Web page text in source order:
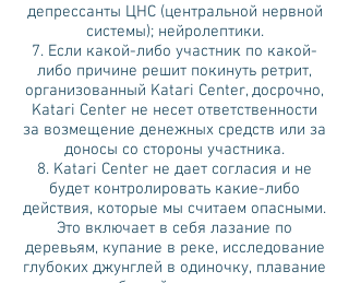
депрессанты ЦНС (центральной нервной
системы); нейролептики.
7. Если какой-либо участник по какой-
либо причине решит покинуть ретрит,
организованный Katari Center, досрочно,
Katari Center не несет ответственности
за возмещение денежных средств или за
доносы со стороны участника.
8. Katari Center не дает согласия и не
будет контролировать какие-либо
действия, которые мы считаем опасными.
Это включает в себя лазание по
деревьям, купание в реке, исследование
глубоких джунглей в одиночку, плавание